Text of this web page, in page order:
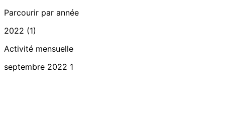
Parcourir par année
2022 (1)
Activité mensuelle
septembre 2022 1